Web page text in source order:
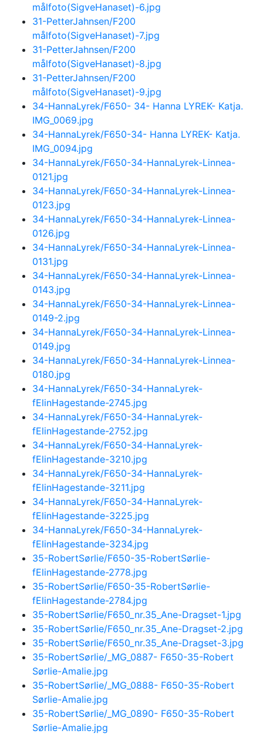
målfoto(SigveHanaset)-6.jpg
31-PetterJahnsen/F200
målfoto(SigveHanaset)-7.jpg
31-PetterJahnsen/F200
målfoto(SigveHanaset)-8.jpg
31-PetterJahnsen/F200
målfoto(SigveHanaset)-9.jpg
34-HannaLyrek/F650- 34- Hanna LYREK- Katja.
IMG_0069.jpg
34-HannaLyrek/F650-34- Hanna LYREK- Katja.
IMG_0094.jpg
34-HannaLyrek/F650-34-HannaLyrek-Linnea-
0121.jpg
34-HannaLyrek/F650-34-HannaLyrek-Linnea-
0123.jpg
34-HannaLyrek/F650-34-HannaLyrek-Linnea-
0126.jpg
34-HannaLyrek/F650-34-HannaLyrek-Linnea-
0131.jpg
34-HannaLyrek/F650-34-HannaLyrek-Linnea-
0143.jpg
34-HannaLyrek/F650-34-HannaLyrek-Linnea-
0149-2.jpg
34-HannaLyrek/F650-34-HannaLyrek-Linnea-
0149.jpg
34-HannaLyrek/F650-34-HannaLyrek-Linnea-
0180.jpg
34-HannaLyrek/F650-34-HannaLyrek-
fElinHagestande-2745.jpg
34-HannaLyrek/F650-34-HannaLyrek-
fElinHagestande-2752.jpg
34-HannaLyrek/F650-34-HannaLyrek-
fElinHagestande-3210.jpg
34-HannaLyrek/F650-34-HannaLyrek-
fElinHagestande-3211.jpg
34-HannaLyrek/F650-34-HannaLyrek-
fElinHagestande-3225.jpg
34-HannaLyrek/F650-34-HannaLyrek-
fElinHagestande-3234.jpg
35-RobertSørlie/F650-35-RobertSørlie-
fElinHagestande-2778.jpg
35-RobertSørlie/F650-35-RobertSørlie-
fElinHagestande-2784.jpg
35-RobertSørlie/F650_nr.35_Ane-Dragset-1.jpg
35-RobertSørlie/F650_nr.35_Ane-Dragset-2.jpg
35-RobertSørlie/F650_nr.35_Ane-Dragset-3.jpg
35-RobertSørlie/_MG_0887- F650-35-Robert
Sørlie-Amalie.jpg
35-RobertSørlie/_MG_0888- F650-35-Robert
Sørlie-Amalie.jpg
35-RobertSørlie/_MG_0890- F650-35-Robert
Sørlie-Amalie.jpg